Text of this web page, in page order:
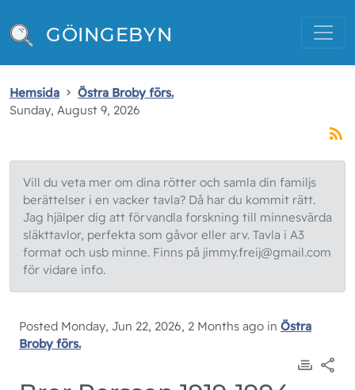
GÖINGEBYN
Hemsida
Östra Broby förs.
Sunday, August 9, 2026
Vill du veta mer om dina rötter och samla din familjs
berättelser i en vacker tavla? Då har du kommit rätt.
Jag hjälper dig att förvandla forskning till minnesvärda
släkttavlor, perfekta som gåvor eller arv. Tavla i A3
format och usb minne. Finns på jimmy.freij@gmail.com
för vidare info.
Posted Monday, Jun 22, 2026, 2 Months ago in Östra
Broby förs.